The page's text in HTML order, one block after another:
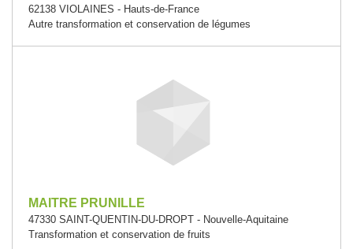
62138 VIOLAINES - Hauts-de-France
Autre transformation et conservation de légumes
MAITRE PRUNILLE
47330 SAINT-QUENTIN-DU-DROPT - Nouvelle-Aquitaine
Transformation et conservation de fruits